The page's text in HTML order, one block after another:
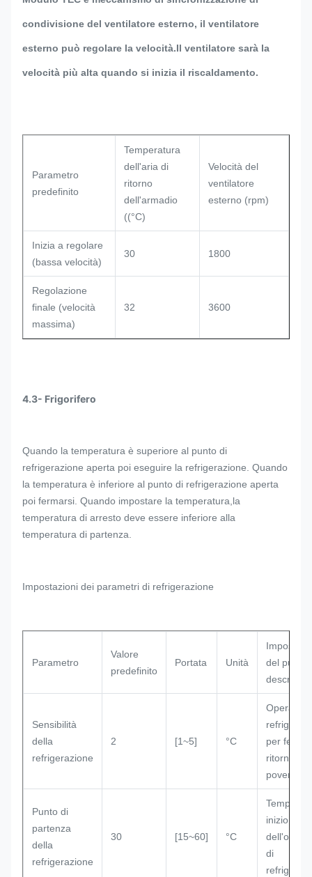
condivisione del ventilatore esterno, il ventilatore
esterno può regolare la velocità.Il ventilatore sarà la
velocità più alta quando si inizia il riscaldamento.
Parametro
predefinito
Temperatura
dell'aria di
ritorno
dell'armadio
((°C)
Velocità del
ventilatore
esterno (rpm)
Inizia a regolare
(bassa velocità)
30 1800
Regolazione
finale (velocità
massima)
32 3600
4.3- Frigorifero
Quando la temperatura è superiore al punto di
refrigerazione aperta poi eseguire la refrigerazione. Quando
la temperatura è inferiore al punto di refrigerazione aperta
poi fermarsi. Quando impostare la temperatura,la
temperatura di arresto deve essere inferiore alla
temperatura di partenza.
Impostazioni dei parametri di refrigerazione
Parametro
Valore
predefinito
Portata Unità
del punto
descrivere
Sensibilità
della
refrigerazione
2 [1~5] °C
per
ritorno ai
poveri
Punto di
partenza
della
refrigerazione
30 [15~60] °C
inizio
di